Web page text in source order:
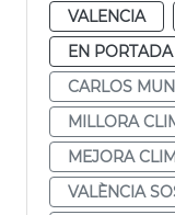
VALENCIA
EN
CARLOS
MILLORA
MEJORA
VALÈNCIA